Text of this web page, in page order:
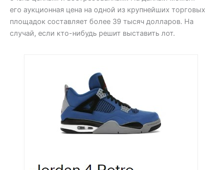
его аукционная цена на одной из крупнейших торговых
площадок составляет более 39 тысяч долларов. На
случай, если кто-нибудь решит выставить лот.